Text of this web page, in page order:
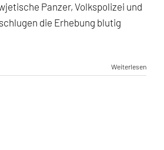
Panzer, Volkspolizei und
die Erhebung blutig
Weiterlesen